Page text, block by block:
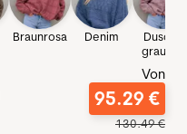
Braunrosa Denim
Dusche
grau-lila
Von
95.29 €
130.49€